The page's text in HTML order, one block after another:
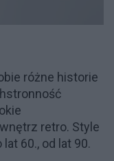
różne historie
retro. Style
60., od lat 90.